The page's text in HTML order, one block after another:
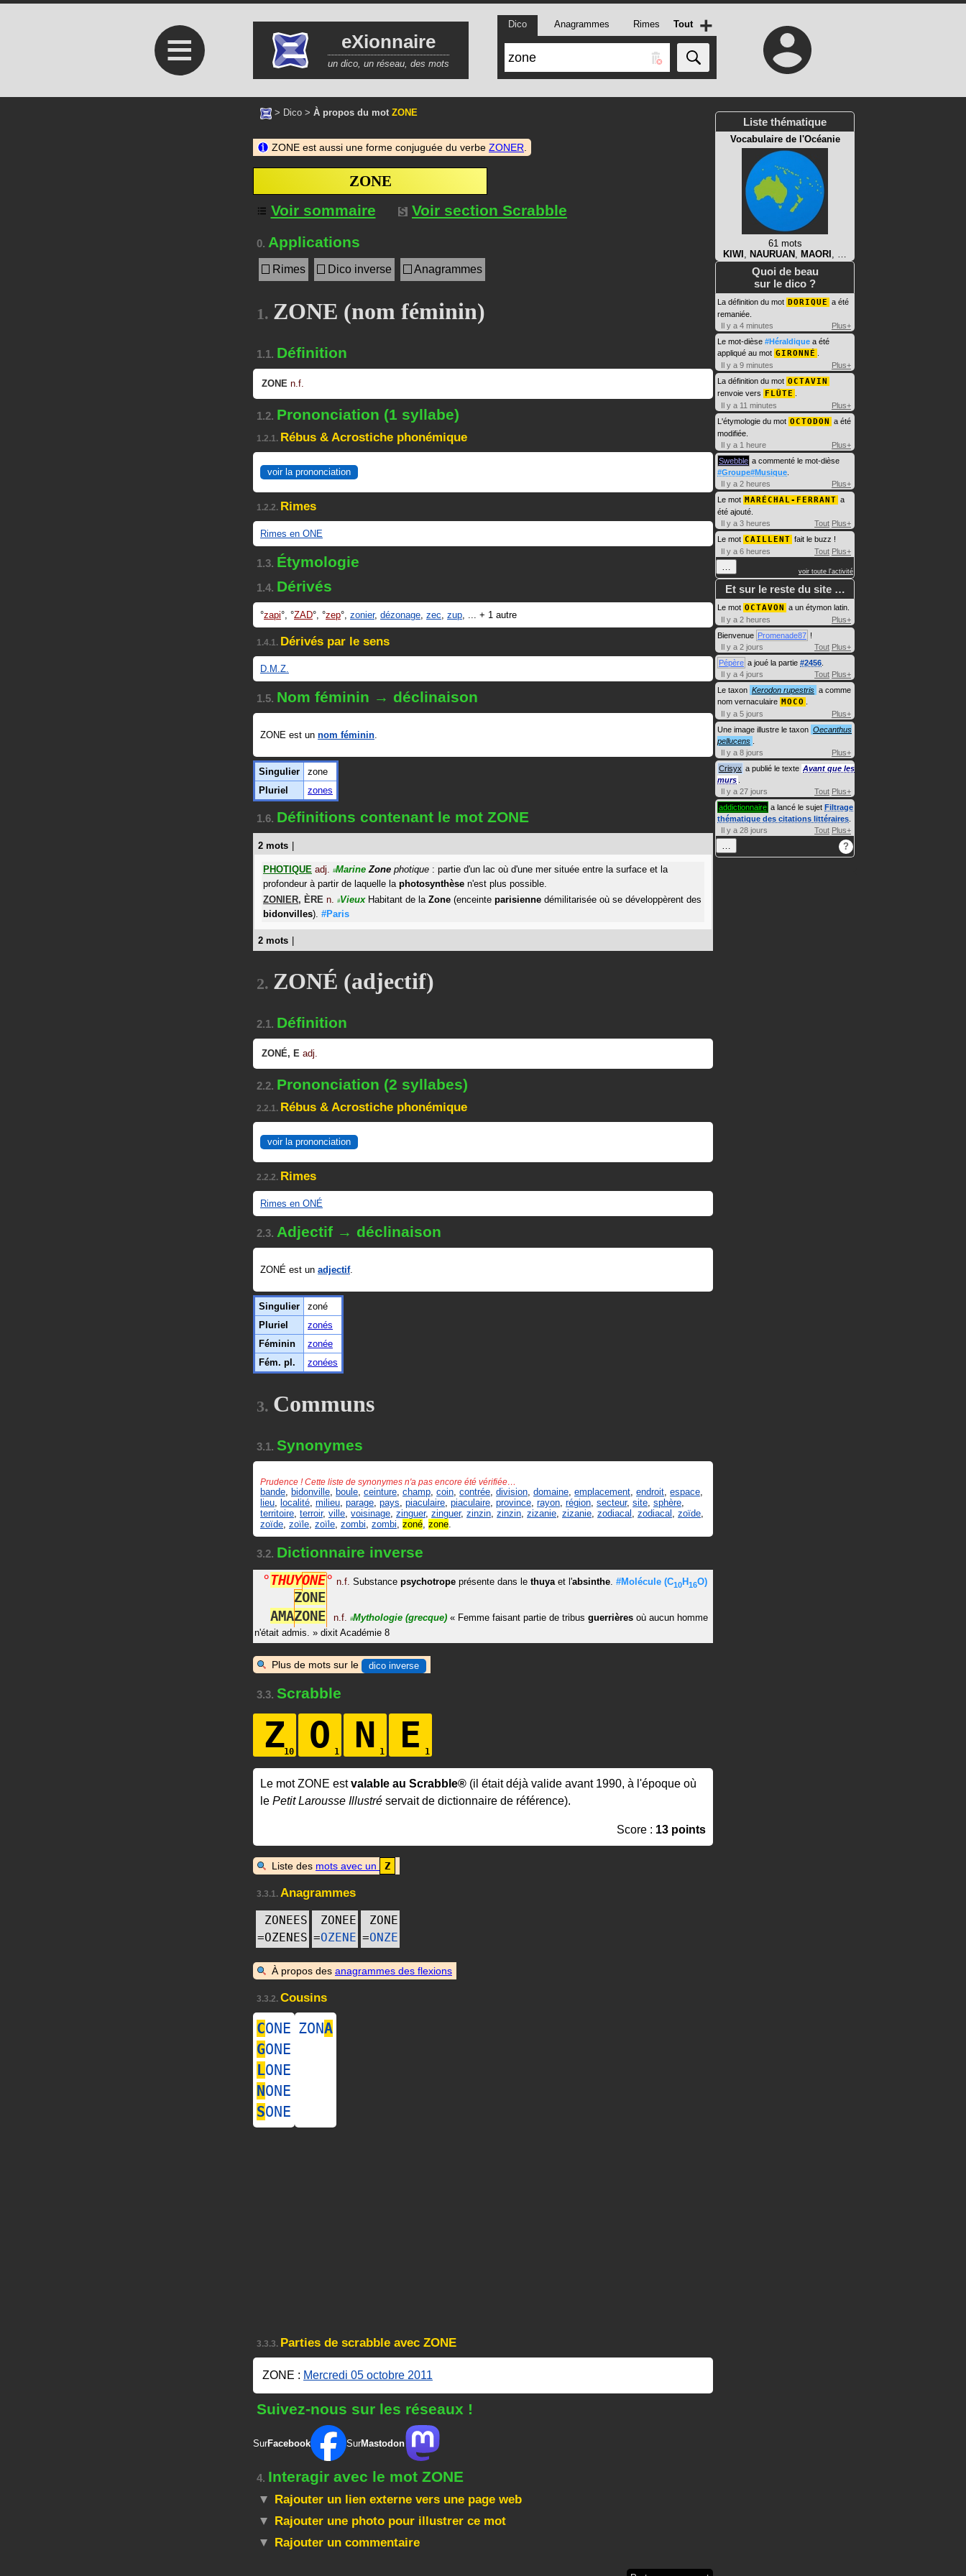
≡ eXionnaire
un dico, un réseau, des mots
Dico Anagrammes Rimes Tout +
> Dico > À propos du mot ZONE
ZONE est aussi une forme conjuguée du verbe ZONER
ZONE
Voir sommaire
Voir section Scrabble
0. Applications
Rimes Dico inverse Anagrammes
1. ZONE (nom féminin)
1.1. Définition
ZONE n.f.
1.2. Prononciation (1 syllabe)
1.2.1. Rébus & Acrostiche phonémique
voir la prononciation
1.2.2. Rimes
Rimes en ONE
1.3. Étymologie
1.4. Dérivés
zapi , ZAD , zep , zonier, dézonage, zec, zup, ... + 1 autre
1.4.1. Dérivés par le sens
D.M.Z.
1.5. Nom féminin → déclinaison
ZONE est un nom féminin.
Singulier
zone
Pluriel
zones
1.6. Définitions contenant le mot ZONE
2 mots
PHOTIQUE adj. #Marine Zone photique : partie d'un lac où d'une mer située entre la surface et la
profondeur à partir de laquelle la photosynthèse n'est plus possible.
ZONIER, ÈRE n. #Vieux Habitant de la Zone (enceinte parisienne démilitarisée où se développèrent des
bidonvilles). #Paris
2 mots
2. ZONÉ (adjectif)
2.1. Définition
ZONÉ, E adj.
2.2. Prononciation (2 syllabes)
2.2.1. Rébus & Acrostiche phonémique
voir la prononciation
2.2.2. Rimes
Rimes en ONÉ
2.3. Adjectif → déclinaison
ZONÉ est un adjectif.
Singulier
zoné
Pluriel
zonés
Féminin
zonée
Fém. pl.
zonées
3. Communs
3.1. Synonymes
Prudence ! Cette liste de synonymes n'a pas encore été vérifiée…
bande bidonville boule ceinture champ coin contrée division domaine emplacement endroit espace
lieu localité milieu parage pays piaculaire piaculaire province rayon région secteur, site sphère
territoire terroir, ville voisinage zinguer, zinguer, zinzin zinzin zizanie zizanie zodiacal zodiacal zoïde
zoïde zoïle zoïle zombi zombi zoné zone
3.2. Dictionnaire inverse
°THUYONE° n.f. Substance psychotrope présente dans le thuya et l'absinthe #Molécule (C10H16O)
ZONE
AMAZONE n.f. #Mythologie (grecque) « Femme faisant partie de tribus guerrières où aucun homme
n'était admis. » dixit Académie 8
Plus de mots sur le dico inverse
3.3. Scrabble
Z O N E
Le mot ZONE estvalable au Scrabble® (il était déjà valide avant 1990, à l'époque où
le Petit Larousse Illustré servait de dictionnaire de référence).
Score : 13 points
Liste des mots avec un Z
3.3.1. Anagrammes
ZONEES
=OZENES
ZONEE
=OZENE
ZONE
=ONZE
À propos des anagrammes des flexions
3.3.2. Cousins
CONE
GONE
LONE
NONE
SONE
ZONA
3.3.3. Parties de scrabble avec ZONE
ZONE : Mercredi 05 octobre 2011
Suivez-nous sur les réseaux !
SurFacebook SurMastodon
4. Interagir avec le mot ZONE
Rajouter un lien externe vers une page web
Rajouter une photo pour illustrer ce mot
Rajouter un commentaire
Liste thématique
Vocabulaire de l'Océanie
61 mots
KIWI , NAURUAN , MAORI , …
Quoi de beau
sur le dico ?
La définition du mot DORIQUE a été
remaniée.
Il y a 4 minutes
Plus+
Le mot-dièse #Héraldique a été
appliqué au mot GIRONNÉ
Il y a 9 minutes
Plus+
La définition du mot OCTAVIN
renvoie vers FLÛTE
Il y a 11 minutes
Plus+
L'étymologie du mot OCTODON a été
modifiée.
Il y a 1 heure
Plus+
Swebble a commenté le mot-dièse
#Groupe#Musique
Il y a 2 heures
Plus+
Le mot MARÉCHAL-FERRANT a
été ajouté.
Il y a 3 heures
Tout Plus+
Le mot CAILLENT fait le buzz !
Il y a 6 heures
Tout Plus+
… voir toute l'activité
Et sur le reste du site …
Le mot OCTAVON a un étymon latin.
Il y a 2 heures
Plus+
Bienvenue Promenade87 !
Il y a 2 jours
Tout Plus+
Pépère a joué la partie #2456
Il y a 4 jours
Tout Plus+
Le taxon Kerodon rupestris a comme
nom vernaculaire MOCO
Il y a 5 jours
Plus+
Une image illustre le taxon Oecanthus
pellucens
Il y a 8 jours
Plus+
Crisyx a publié le texte Avant que les
murs
Il y a 27 jours
Tout Plus+
addictionnaire a lancé le sujet Filtrage
thématique des citations littéraires
Il y a 28 jours
Tout Plus+
… ?